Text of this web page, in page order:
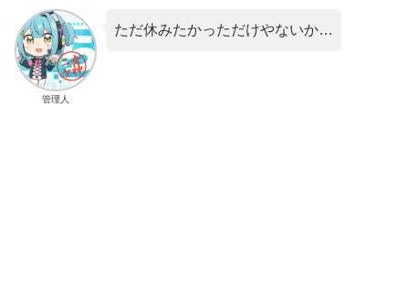
管理人
ただ休みたかっただけやないか…